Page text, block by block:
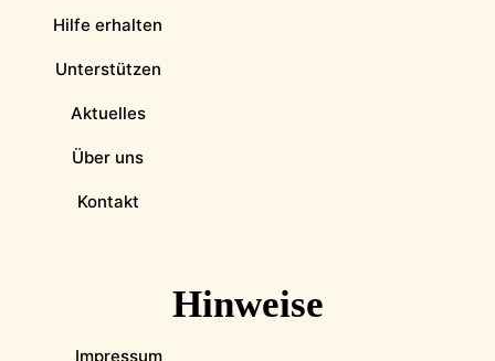
Hilfe erhalten
Unterstützen
Aktuelles
Über uns
Kontakt
Hinweise
Impressum